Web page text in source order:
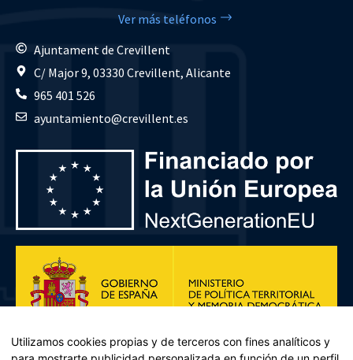
Ver más teléfonos
Ajuntament de Crevillent
C/ Major 9, 03330 Crevillent, Alicante
965 401 526
ayuntamiento@crevillent.es
Utilizamos cookies propias y de terceros con fines analíticos y